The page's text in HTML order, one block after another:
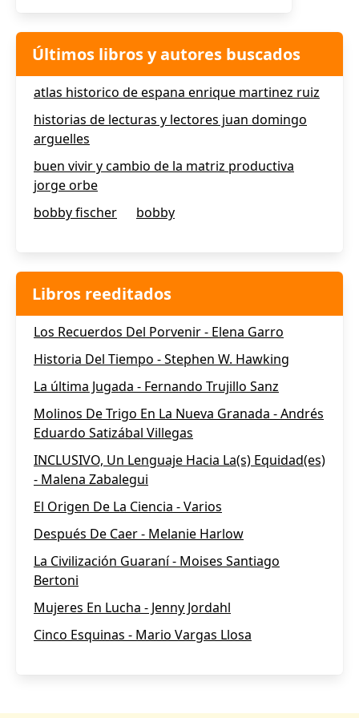
Últimos libros y autores buscados
atlas historico de espana enrique martinez ruiz
historias de lecturas y lectores juan domingo
arguelles
buen vivir y cambio de la matriz productiva
jorge orbe
bobby fischer
bobby
Libros reeditados
Los Recuerdos Del Porvenir - Elena Garro
Historia Del Tiempo - Stephen W. Hawking
La última Jugada - Fernando Trujillo Sanz
Molinos De Trigo En La Nueva Granada - Andrés
Eduardo Satizábal Villegas
INCLUSIVO, Un Lenguaje Hacia La(s) Equidad(es)
- Malena Zabalegui
El Origen De La Ciencia - Varios
Después De Caer - Melanie Harlow
La Civilización Guaraní - Moises Santiago
Bertoni
Mujeres En Lucha - Jenny Jordahl
Cinco Esquinas - Mario Vargas Llosa